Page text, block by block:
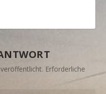
Erforderliche